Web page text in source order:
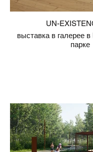
UN-
выставка в галерее
парке